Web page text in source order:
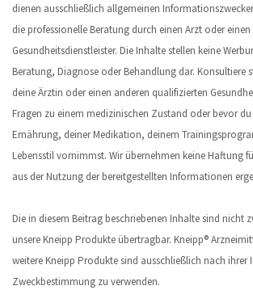
dienen ausschließlich allgemeinen
die professionelle Beratung durch einen Arzt oder
Gesundheitsdienstleister. Die Inhalte stellen keine
Beratung, Diagnose oder Behandlung dar. Konsultiere
deine Ärztin oder einen anderen qualifizierten
Fragen zu einem medizinischen Zustand oder bevor
Ernährung, deiner Medikation, deinem
Lebensstil vornimmst. Wir übernehmen keine Haftung
aus der Nutzung der bereitgestellten Informationen
Die in diesem Beitrag beschriebenen Inhalte sind nicht
unsere Kneipp Produkte übertragbar. Kneipp®
weitere Kneipp Produkte sind ausschließlich nach
Zweckbestimmung zu verwenden.